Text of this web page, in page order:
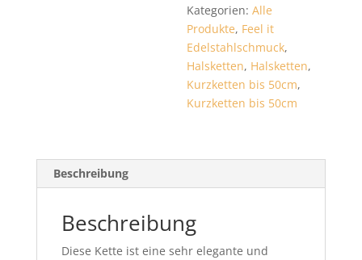
Kategorien:Alle
Produkte, Feel it
Edelstahlschmuck,
Halsketten, Halsketten,
Kurzketten bis 50cm,
Kurzketten bis 50cm
Beschreibung
Beschreibung
Diese Kette ist eine sehr elegante und